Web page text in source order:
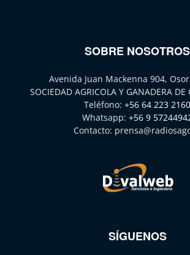
SOBRE NOSOTROS
Avenida Juan Mackenna 904,
SOCIEDAD AGRICOLA Y GANADERA DE
Teléfono: +56 64 223 2160
Whatsapp: +56 9
Contacto:
SÍGUENOS